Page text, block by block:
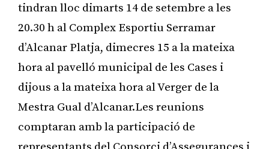
tindran lloc dimarts 14 de setembre a les
20.30 h al Complex Esportiu Serramar
d’Alcanar Platja, dimecres 15 a la mateixa
hora al pavelló municipal de les Cases i
dijous a la mateixa hora al Verger de la
Mestra Gual d’Alcanar.Les reunions
comptaran amb la participació de